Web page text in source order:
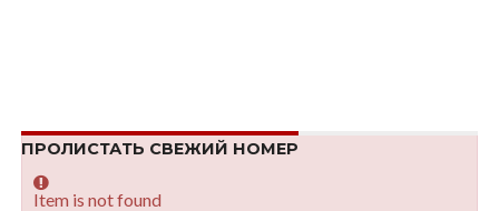
ПРОЛИСТАТЬ СВЕЖИЙ НОМЕР
Item is not found